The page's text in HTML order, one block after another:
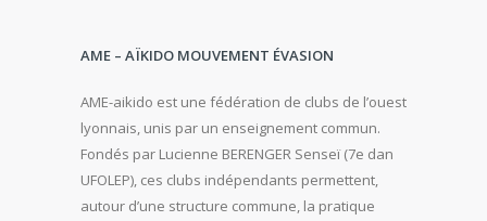
AME – AÏKIDO MOUVEMENT ÉVASION
AME-aikido est une fédération de clubs de l’ouest
lyonnais, unis par un enseignement commun.
Fondés par Lucienne BERENGER Senseï (7e dan
UFOLEP), ces clubs indépendants permettent,
autour d’une structure commune, la pratique